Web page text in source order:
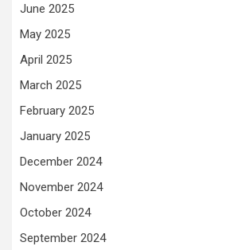
June 2025
May 2025
April 2025
March 2025
February 2025
January 2025
December 2024
November 2024
October 2024
September 2024